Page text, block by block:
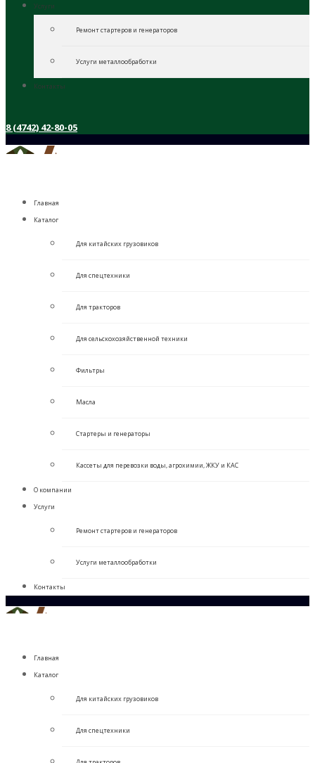
Услуги
Ремонт стартеров и генераторов
Услуги металлообработки
Контакты
8 (4742) 42-80-05
Главная
Каталог
Для китайских грузовиков
Для спецтехники
Для тракторов
Для сельскохозяйственной техники
Фильтры
Масла
Стартеры и генераторы
Кассеты для перевозки воды, агрохимии, ЖКУ и КАС
О компании
Услуги
Ремонт стартеров и генераторов
Услуги металлообработки
Контакты
Главная
Каталог
Для китайских грузовиков
Для спецтехники